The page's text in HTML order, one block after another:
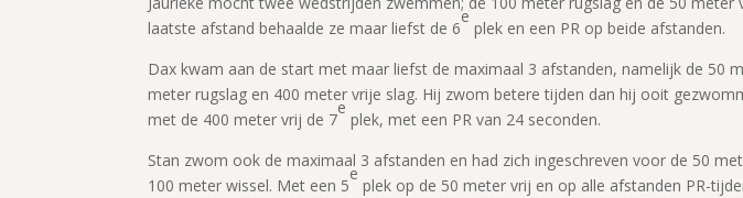
laatste afstand behaalde ze maar liefst de 6
e
plek en een PR op beide afstanden.
Dax kwam aan de start met maar liefst de maximaal 3 afstanden, namelijk de 50
meter rugslag en 400 meter vrije slag. Hij zwom betere tijden dan hij ooit
met de 400 meter vrij de 7
e
plek, met een PR van 24 seconden.
Stan zwom ook de maximaal 3 afstanden en had zich ingeschreven voor de 50
100 meter wissel. Met een 5
e
plek op de 50 meter vrij en op alle afstanden PR-